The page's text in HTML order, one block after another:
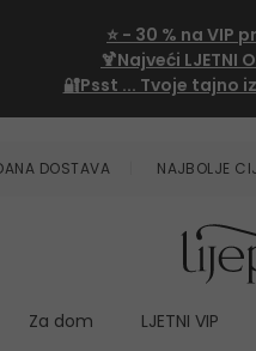
⭐ - 30 % na VIP
🍹Najveći LJETNI
🔐Psst ... Tvoje tajno
DOSTAVA NAJBOLJE
Za dom LJETNI VIP